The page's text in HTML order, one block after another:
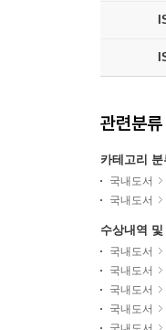
관련분류
카테고리 분
국내도서
국내도서
수상내역
국내도서
국내도서
국내도서
국내도서